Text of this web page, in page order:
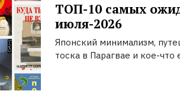
ТОП-10 самых
июля-2026
Японский минимализм,
тоска в Парагвае и кое-